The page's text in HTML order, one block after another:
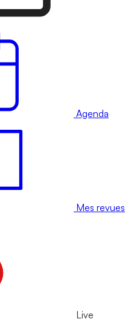
Agenda
Mes revues
Live